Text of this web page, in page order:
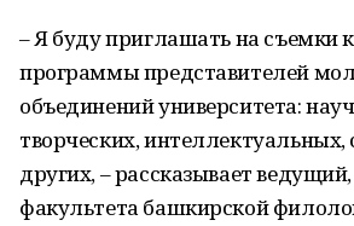
– Я буду приглашать на съемки
программы представителей
объединений университета:
творческих,
других, – рассказывает
факультета башкирской